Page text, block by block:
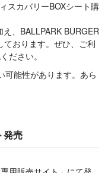
スカバリーBOXシート購
、BALLPARK BURGER
おります。ぜひ、ご利
ださい。
可能性があります。あら
発売